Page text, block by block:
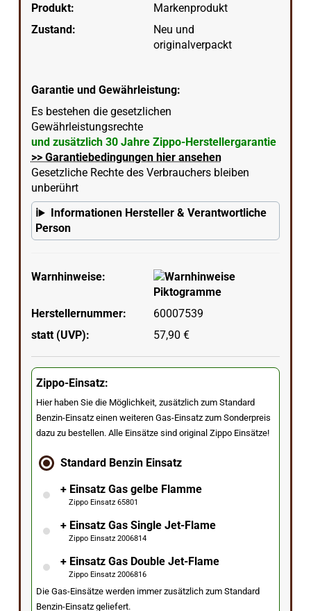
Produkt:
Markenprodukt
Zustand:
Neu und
originalverpackt
Garantie und Gewährleistung:
Es bestehen die gesetzlichen
Gewährleistungsrechte
und zusätzlich 30 Jahre Zippo-Herstellergarantie
>> Garantiebedingungen hier ansehen
Gesetzliche Rechte des Verbrauchers bleiben
unberührt
Informationen Hersteller & Verantwortliche
Person
Warnhinweise:
Herstellernummer:
60007539
statt (UVP):
57,90 €
Zippo-Einsatz:
Hier haben Sie die Möglichkeit, zusätzlich zum Standard
Benzin-Einsatz einen weiteren Gas-Einsatz zum Sonderpreis
dazu zu bestellen. Alle Einsätze sind original Zippo Einsätze!
Standard Benzin Einsatz
+ Einsatz Gas gelbe Flamme
Zippo Einsatz 65801
+ Einsatz Gas Single Jet-Flame
Zippo Einsatz 2006814
+ Einsatz Gas Double Jet-Flame
Zippo Einsatz 2006816
Die Gas-Einsätze werden immer zusätzlich zum Standard
Benzin-Einsatz geliefert.